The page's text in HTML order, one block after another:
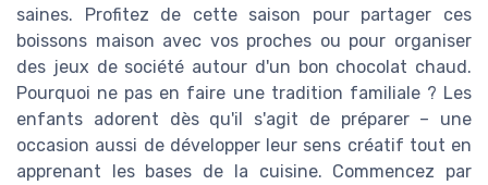
saines. Profitez de cette saison pour partager ces
boissons maison avec vos proches ou pour organiser
des jeux de société autour d'un bon chocolat chaud.
Pourquoi ne pas en faire une tradition familiale ? Les
enfants adorent dès qu'il s'agit de préparer – une
occasion aussi de développer leur sens créatif tout en
apprenant les bases de la cuisine. Commencez par